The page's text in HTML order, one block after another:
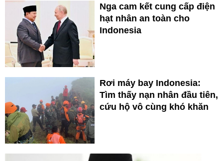
Nga cam kết cung cấp điện
hạt nhân an toàn cho
Indonesia
Rơi máy bay Indonesia:
Tìm thấy nạn nhân đầu tiên,
cứu hộ vô cùng khó khăn